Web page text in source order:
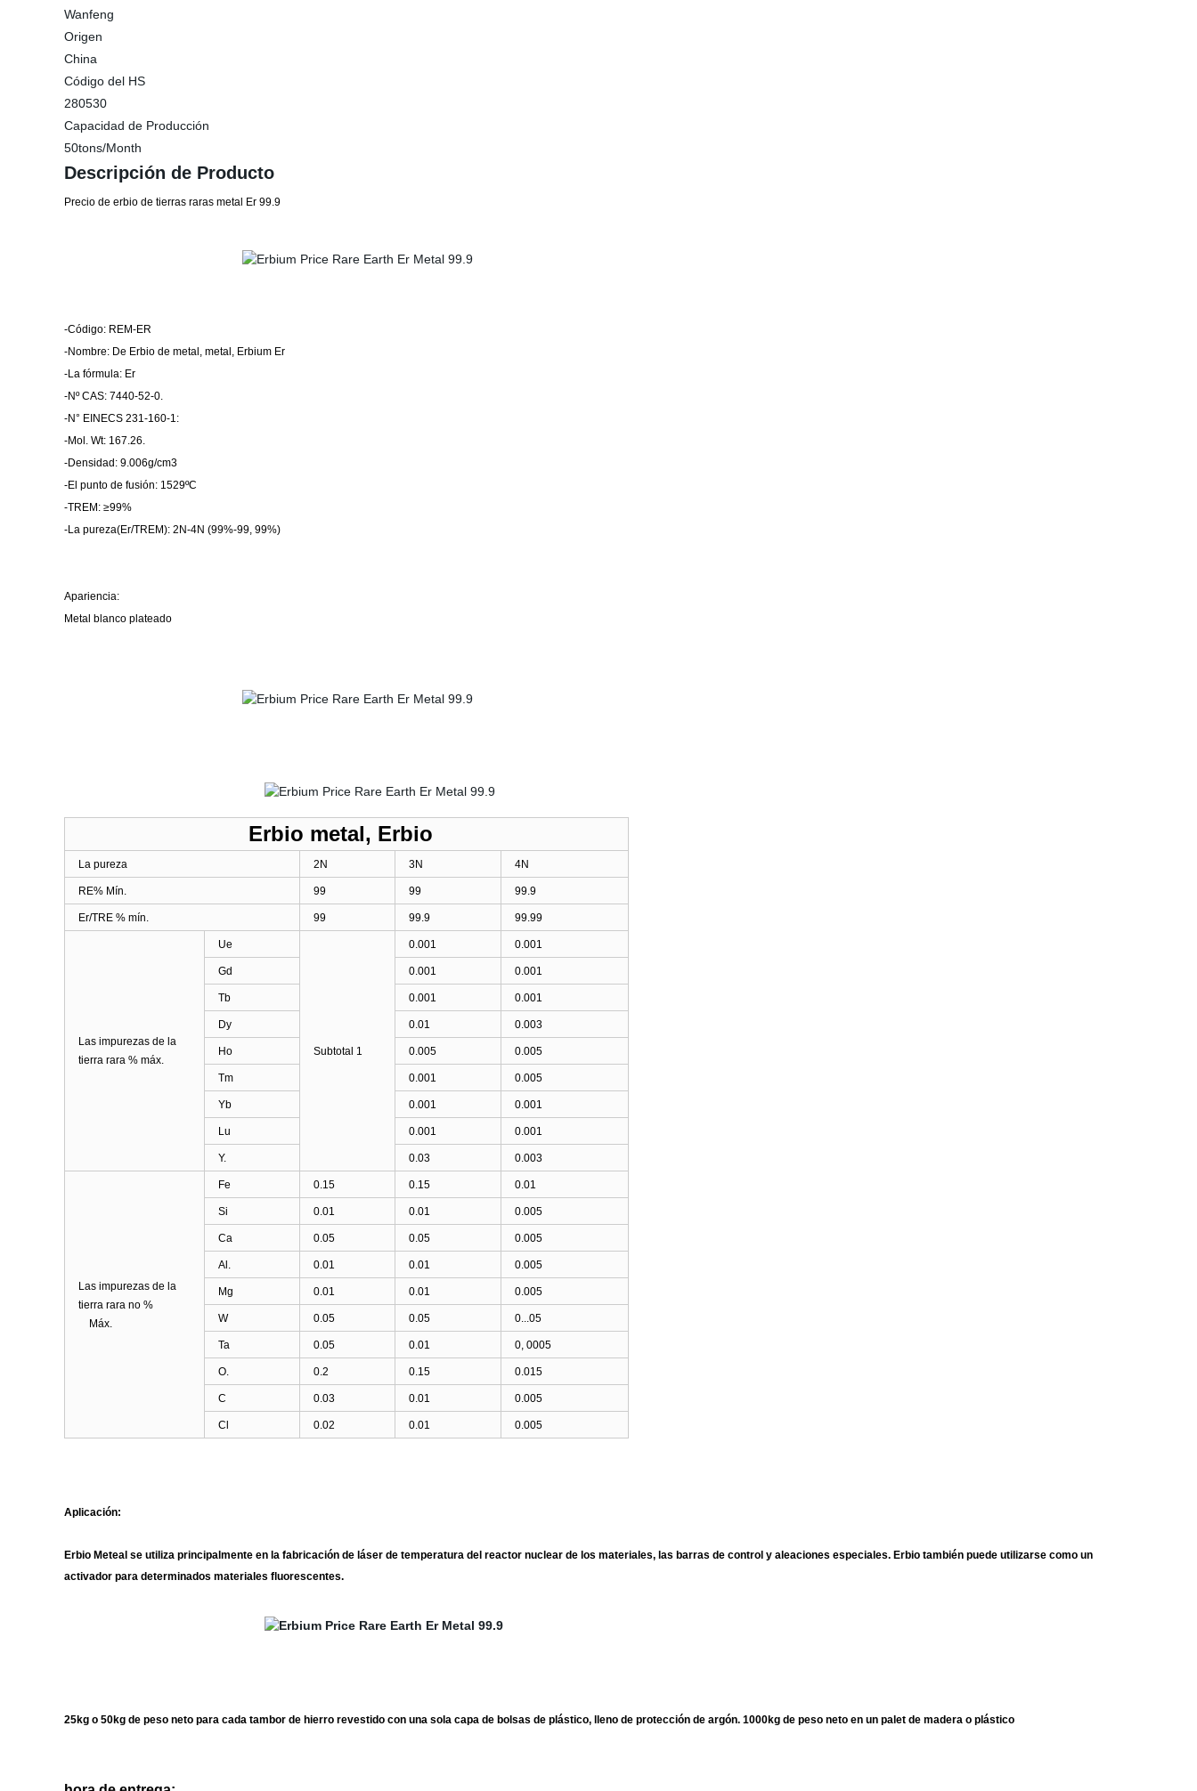
Wanfeng
Origen
China
Código del HS
280530
Capacidad de Producción
50tons/Month
Descripción de Producto
Precio de erbio de tierras raras metal Er 99.9
-Código: REM-ER
-Nombre: De Erbio de metal, metal, Erbium Er
-La fórmula: Er
-Nº CAS: 7440-52-0.
-N° EINECS 231-160-1:
-Mol. Wt: 167.26.
-Densidad: 9.006g/cm3
-El punto de fusión: 1529ºC
-TREM: ≥99%
-La pureza(Er/TREM): 2N-4N (99%-99, 99%)
Apariencia:
Metal blanco plateado
Erbio metal, Erbio
La pureza 2N 3N 4N
RE% Mín. 99 99 99.9
Er/TRE % mín. 99 99.9 99.99
Las impurezas de la
tierra rara % máx.
Ue
Subtotal 1
0.001 0.001
Gd 0.001 0.001
Tb 0.001 0.001
Dy 0.01 0.003
Ho 0.005 0.005
Tm 0.001 0.005
Yb 0.001 0.001
Lu 0.001 0.001
Y. 0.03 0.003
Las impurezas de la
tierra rara no %
Máx.
Fe 0.15 0.15 0.01
Si 0.01 0.01 0.005
Ca 0.05 0.05 0.005
Al. 0.01 0.01 0.005
Mg 0.01 0.01 0.005
W 0.05 0.05 0...05
Ta 0.05 0.01 0, 0005
O. 0.2 0.15 0.015
C 0.03 0.01 0.005
Cl 0.02 0.01 0.005
Aplicación:
Erbio Meteal se utiliza principalmente en la fabricación de láser de temperatura del reactor nuclear de los materiales, las barras de control y aleaciones especiales. Erbio también puede utilizarse como un
activador para determinados materiales fluorescentes.
25kg o 50kg de peso neto para cada tambor de hierro revestido con una sola capa de bolsas de plástico, lleno de protección de argón. 1000kg de peso neto en un palet de madera o plástico